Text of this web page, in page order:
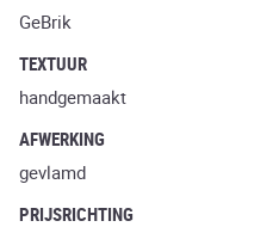
GeBrik
TEXTUUR
handgemaakt
AFWERKING
gevlamd
PRIJSRICHTING